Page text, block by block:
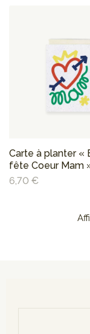
Carte à planter «
fête Coeur Mam
6,70 €